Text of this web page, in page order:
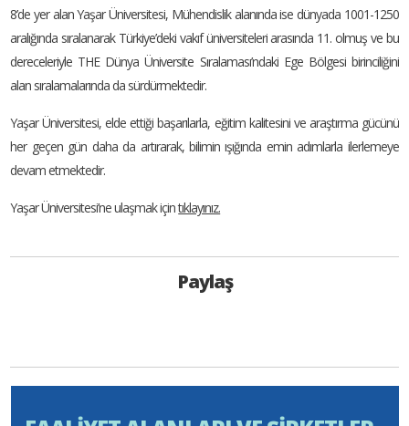
8’de yer alan Yaşar Üniversitesi, Mühendislik alanında ise dünyada 1001-1250
aralığında sıralanarak Türkiye’deki vakıf üniversiteleri arasında 11. olmuş ve bu
dereceleriyle THE Dünya Üniversite Sıralaması’ndaki Ege Bölgesi birinciliğini
alan sıralamalarında da sürdürmektedir.
Yaşar Üniversitesi, elde ettiği başarılarla, eğitim kalitesini ve araştırma gücünü
her geçen gün daha da artırarak, bilimin ışığında emin adımlarla ilerlemeye
devam etmektedir.
Yaşar Üniversitesi’ne ulaşmak içintıklayınız.
Paylaş